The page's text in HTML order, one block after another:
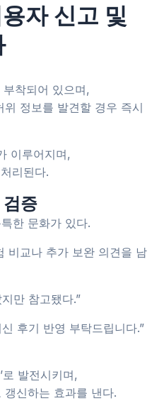
자 신고 및
부착되어 있으며,
정보를 발견할 경우 즉시
이루어지며,
리된다.
증
한 문화가 있다.
비교나 추가 보완 의견을 남
만 참고됐다.”
후기 반영 부탁드립니다.”
로 발전시키며,
신하는 효과를 낸다.